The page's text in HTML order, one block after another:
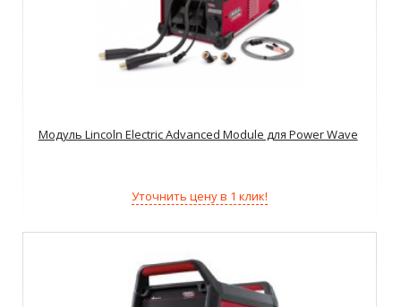
Модуль Lincoln Electric Advanced Module для Power Wave
Уточнить цену в 1 клик!